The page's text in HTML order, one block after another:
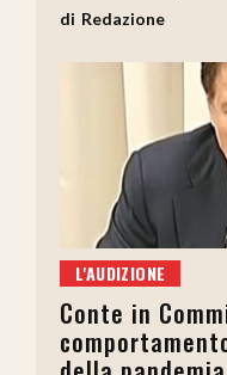
Redazione
L'AUDIZIONE
Conte in